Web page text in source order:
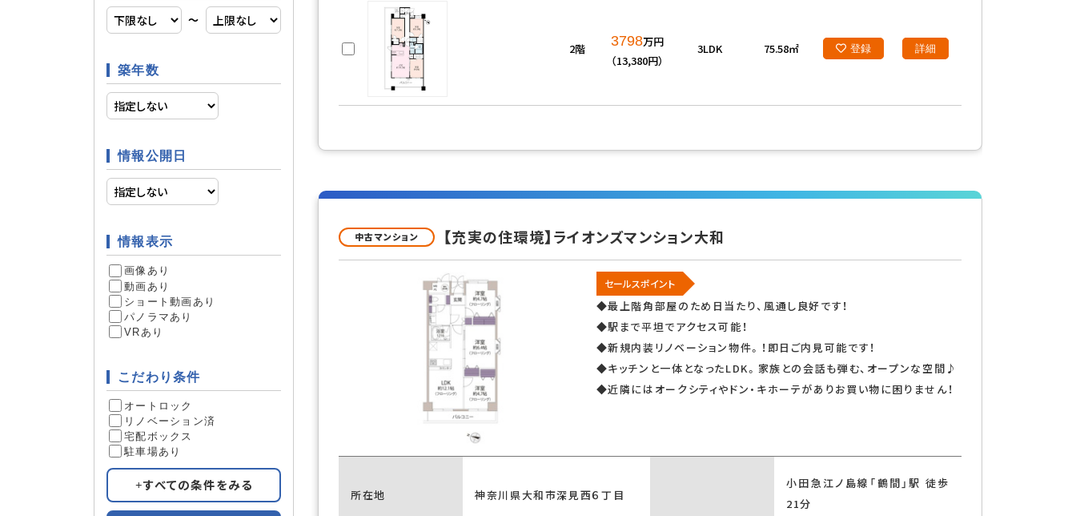
〜
築年数
情報公開日
情報表示
画像あり
動画あり
ショート動画あり
パノラマあり
VRあり
こだわり条件
オートロック
リノベーション済
宅配ボックス
駐車場あり
すべての条件をみる
空調 24時間換気システム
収納 ウォークインクロゼット
立地条件
条件 ペット相談 1階の物件 2階以上
リフォーム リノベーション済
見つかりました。
2階 3798万円
（13,380円）
3LDK 75.58㎡ 登録 詳細
中古マンション 【充実の住環境】ライオンズマンション大和
セールスポイント
◆最上階角部屋のため日当たり、風通し良好です！
◆駅まで平坦でアクセス可能！
◆新規内装リノベーション物件。！即日ご内見可能です！
◆キッチンと一体となったLDK。家族との会話も弾む、オープンな空間♪
◆近隣にはオークシティやドン・キホーテがありお買い物に困りません！
所在地 神奈川県大和市深見西６丁目
小田急江ノ島線「鶴間」駅 徒歩
21分